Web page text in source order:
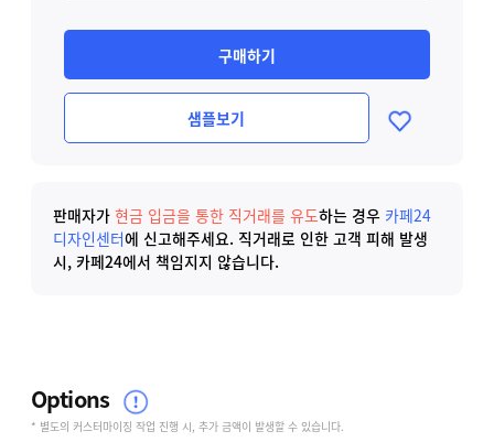
Options
* 별도의 커스터마이징 작업 진행 시, 추가 금액이 발생할 수 있습니다.
구매하기
샘플보기
판매자가 현금 입금을 통한 직거래를 유도하는 경우 카페24
디자인센터에 신고해주세요. 직거래로 인한 고객 피해 발생
시, 카페24에서 책임지지 않습니다.